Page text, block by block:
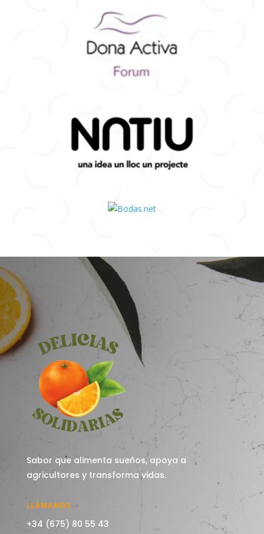
Sabor que alimenta sueños, apoya a
agricultores y transforma vidas.
LLÁMANOS
+34 (675) 80 55 43